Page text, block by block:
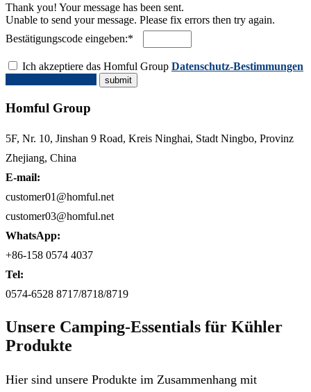
Thank you! Your message has been sent.
Unable to send your message. Please fix errors then try again.
Bestätigungscode eingeben:*
Ich akzeptiere das Homful Group Datenschutz-Bestimmungen
Homful Group
5F, Nr. 10, Jinshan 9 Road, Kreis Ninghai, Stadt Ningbo, Provinz
Zhejiang, China
E-mail:
customer01@homful.net
customer03@homful.net
WhatsApp:
+86-158 0574 4037
Tel:
0574-6528 8717/8718/8719
Unsere Camping-Essentials für Kühler
Produkte
Hier sind unsere Produkte im Zusammenhang mit